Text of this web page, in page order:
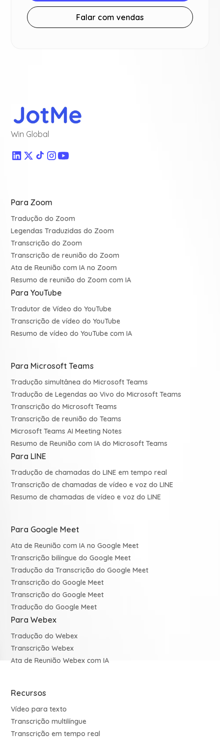
Falar com vendas
Win Global
Para Zoom
Tradução do Zoom
Legendas Traduzidas do Zoom
Transcrição do Zoom
Transcrição de reunião do Zoom
Ata de Reunião com IA no Zoom
Resumo de reunião do Zoom com IA
Para YouTube
Tradutor de Vídeo do YouTube
Transcrição de vídeo do YouTube
Resumo de vídeo do YouTube com IA
Para Microsoft Teams
Tradução simultânea do Microsoft Teams
Tradução de Legendas ao Vivo do Microsoft Teams
Transcrição do Microsoft Teams
Transcrição de reunião do Teams
Microsoft Teams AI Meeting Notes
Resumo de Reunião com IA do Microsoft Teams
Para LINE
Tradução de chamadas do LINE em tempo real
Transcrição de chamadas de vídeo e voz do LINE
Resumo de chamadas de vídeo e voz do LINE
Para Google Meet
Ata de Reunião com IA no Google Meet
Transcrição bilíngue do Google Meet
Tradução da Transcrição do Google Meet
Transcrição do Google Meet
Transcrição do Google Meet
Tradução do Google Meet
Para Webex
Tradução do Webex
Transcrição Webex
Ata de Reunião Webex com IA
Recursos
Vídeo para texto
Transcrição multilíngue
Transcrição em tempo real